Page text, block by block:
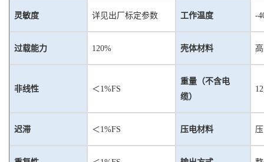
灵敏度 详见出厂标定参数 工作温度 -
过载能力 120% 壳体材料
非线性 ＜1%FS
重量（不含电
缆）
迟滞 ＜1%FS 压电材料